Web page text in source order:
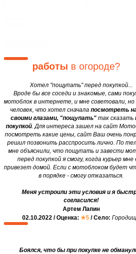
Хотел "пощупать" перед покупкой...
Вроде бы все соседи и знакомые, сами
мотоблок в интернете, и мне советовали, но
человек, что хотел сначала посмотреть
своими глазами, "пощупать"так сказать
покупкой. Для интереса зашел на сайт
посмотреть какие цены, сайт Ваш очень
решил позвонить расспросить лично. По
мне объяснили, что пощупать и завести
перед покупкой я смогу, когда курьер мне
привезет домой. Если с мотоблоком будет
в порядке - смогу отказаться.
Меня устроили эти условия и я
согласился!
Артем Лапин
02.10.2022 / Оценка: ★5 / Село:
Боялся, что бы при покупке не
работы в огороде?